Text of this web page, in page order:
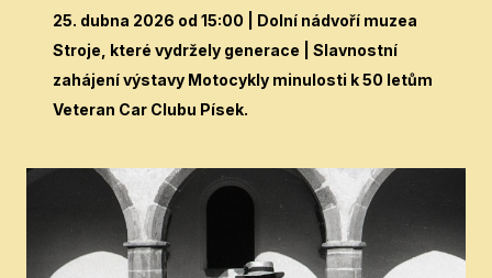
25. dubna 2026 od 15:00 | Dolní nádvoří muzea
Stroje, které vydržely generace | Slavnostní
zahájení výstavy Motocykly minulosti k 50 letům
Veteran Car Clubu Písek.